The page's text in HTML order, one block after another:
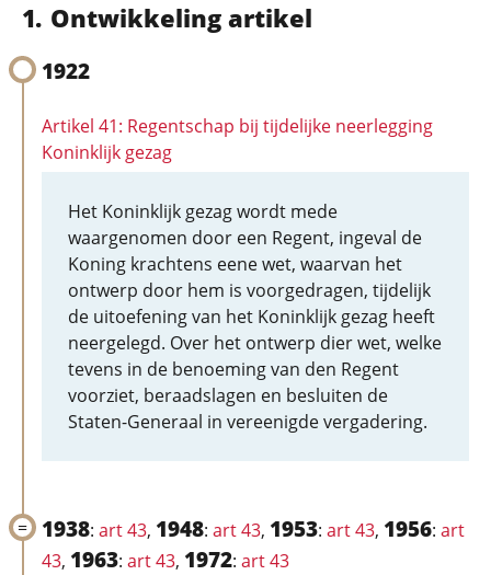
Ontwikkeling artikel
1922
Artikel 41: Regentschap bij tijdelijke neerlegging
Koninklijk gezag
Het Koninklijk gezag wordt mede
waargenomen door een Regent, ingeval de
Koning krachtens eene wet, waarvan het
ontwerp door hem is voorgedragen, tijdelijk
de uitoefening van het Koninklijk gezag heeft
neergelegd. Over het ontwerp dier wet, welke
tevens in de benoeming van den Regent
voorziet, beraadslagen en besluiten de
Staten-Generaal in vereenigde vergadering.
1938: art 43, 1948: art 43, 1953: art 43, 1956: art
43, 1963: art 43, 1972: art 43